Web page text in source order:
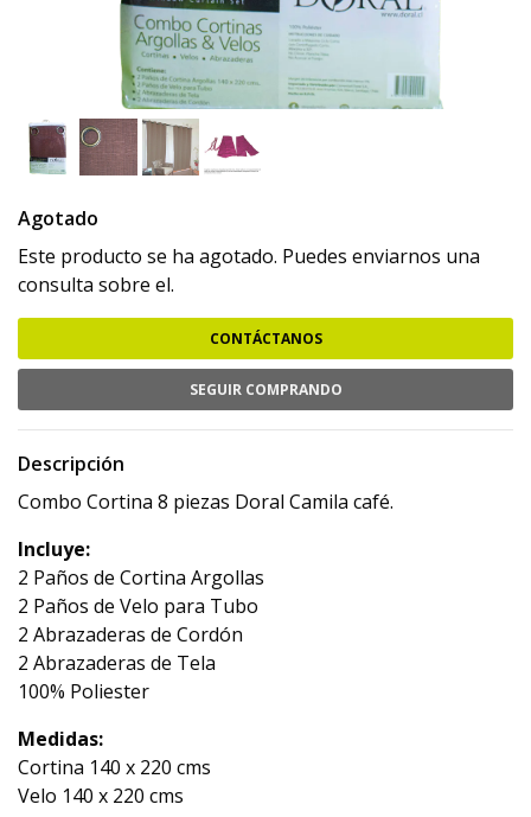
Agotado
Este producto se ha agotado. Puedes enviarnos una
consulta sobre el.
CONTÁCTANOS
SEGUIR COMPRANDO
Descripción
Combo Cortina 8 piezas Doral Camila café.
Incluye:
2 Paños de Cortina Argollas
2 Paños de Velo para Tubo
2 Abrazaderas de Cordón
2 Abrazaderas de Tela
100% Poliester
Medidas:
Cortina 140 x 220 cms
Velo 140 x 220 cms